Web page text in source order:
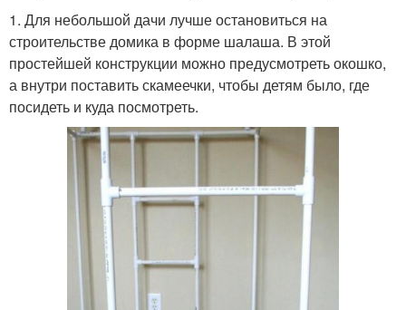
Большой домик Домик из поддонов
1. Для небольшой дачи лучше остановиться на
строительстве домика в форме шалаша. В этой
простейшей конструкции можно предусмотреть окошко,
а внутри поставить скамеечки, чтобы детям было, где
посидеть и куда посмотреть.